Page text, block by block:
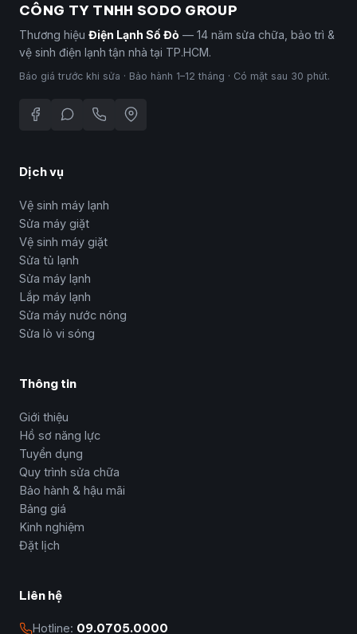
CÔNG TY TNHH SODO GROUP
Thương hiệu Điện Lạnh Số Đỏ — 14 năm sửa chữa, bảo trì &
vệ sinh điện lạnh tận nhà tại TP.HCM.
Báo giá trước khi sửa · Bảo hành 1–12 tháng · Có mặt sau 30 phút.
Dịch vụ
Vệ sinh máy lạnh
Sửa máy giặt
Vệ sinh máy giặt
Sửa tủ lạnh
Sửa máy lạnh
Lắp máy lạnh
Sửa máy nước nóng
Sửa lò vi sóng
Thông tin
Giới thiệu
Hồ sơ năng lực
Tuyển dụng
Quy trình sửa chữa
Bảo hành & hậu mãi
Bảng giá
Kinh nghiệm
Đặt lịch
Liên hệ
Hotline: 09.0705.0000